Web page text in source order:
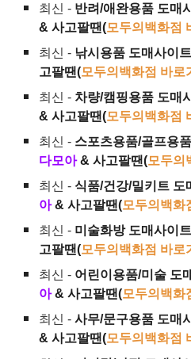
최신 - 반려/애완용품 도매
& 사고팔땐(모두의백화점
최신 - 낚시용품 도매사이
고팔땐(모두의백화점 바로
최신 - 차량/캠핑용품 도매
& 사고팔땐(모두의백화점
최신 - 스포츠용품/골프용
다모아 & 사고팔땐(모두의
최신 - 식품/건강/밀키트 도
아 & 사고팔땐(모두의백화
최신 - 미술화방 도매사이
고팔땐(모두의백화점 바로
최신 - 어린이용품/미술 도
아 & 사고팔땐(모두의백화
최신 -사무/문구용품 도매
& 사고팔땐(모두의백화점